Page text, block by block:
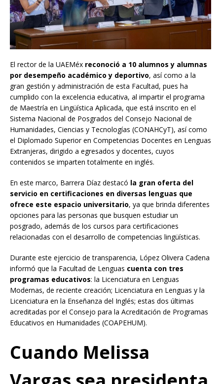
El rector de la UAEMéx reconoció a 10 alumnos y alumnas
por desempeño académico y deportivo, así como a la
gran gestión y administración de esta Facultad, pues ha
cumplido con la excelencia educativa, al impartir el programa
de Maestría en Lingüística Aplicada, que está inscrito en el
Sistema Nacional de Posgrados del Consejo Nacional de
Humanidades, Ciencias y Tecnologías (CONAHCyT), así como
el Diplomado Superior en Competencias Docentes en Lenguas
Extranjeras, dirigido a egresados y docentes, cuyos
contenidos se imparten totalmente en inglés.
En este marco, Barrera Díaz destacó la gran oferta del
servicio en certificaciones en diversas lenguas que
ofrece este espacio universitario, ya que brinda diferentes
opciones para las personas que busquen estudiar un
posgrado, además de los cursos para certificaciones
relacionadas con el desarrollo de competencias lingüísticas.
Durante este ejercicio de transparencia, López Olivera Cadena
informó que la Facultad de Lenguas cuenta con tres
programas educativos: la Licenciatura en Lenguas
Modernas, de reciente creación; Licenciatura en Lenguas y la
Licenciatura en la Enseñanza del Inglés; estas dos últimas
acreditadas por el Consejo para la Acreditación de Programas
Educativos en Humanidades (COAPEHUM).
Cuando Melissa